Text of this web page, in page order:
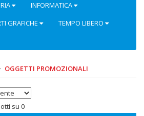
INFORMATICA
GRAFICHE
TEMPO LIBERO
OGGETTI PROMOZIONALI
su 0